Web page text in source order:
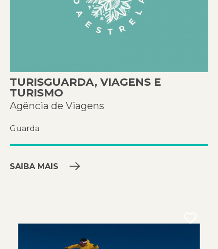
TURISGUARDA, VIAGENS E
TURISMO
Agência de Viagens
Guarda
SAIBA MAIS